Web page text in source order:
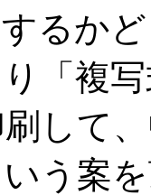
るか
「複
して
う案